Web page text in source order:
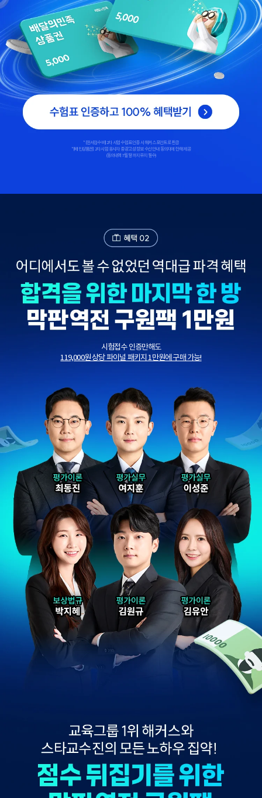
*[원서접수비] 2차 시험 수험표 인증 시 해커스 포인트로 환급
*[배민상품권] 2차 시험 응시자 중 광고성 정보 수신 안내 동의자에 한해 제공
(동의내역 7월 말까지 유지 필수)
시험접수 인증만해도
119,000원 상당 파이널 패키지 1만원에 구매 가능!